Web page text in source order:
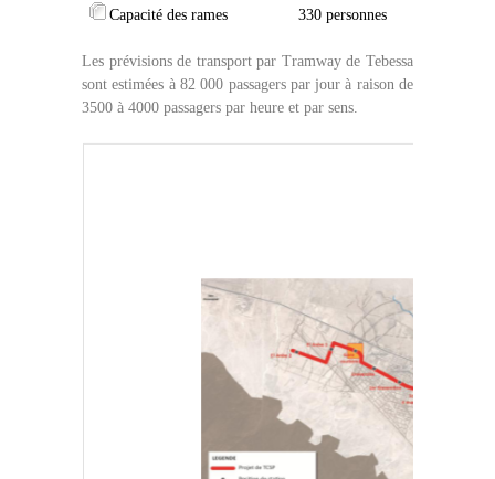
Capacité des rames
330 personnes
Les prévisions de transport par Tramway de Tebessa
sont estimées à 82 000 passagers par jour à raison de
3500 à 4000 passagers par heure et par sens.